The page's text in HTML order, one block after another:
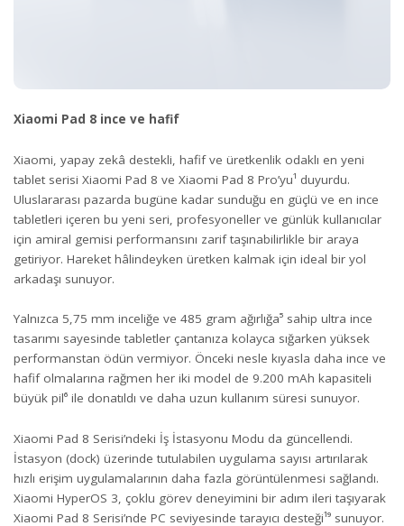
Xiaomi Pad 8 ince ve hafif
Xiaomi, yapay zekâ destekli, hafif ve üretkenlik odaklı en yeni
tablet serisi Xiaomi Pad 8 ve Xiaomi Pad 8 Pro’yu¹ duyurdu.
Uluslararası pazarda bugüne kadar sunduğu en güçlü ve en ince
tabletleri içeren bu yeni seri, profesyoneller ve günlük kullanıcılar
için amiral gemisi performansını zarif taşınabilirlikle bir araya
getiriyor. Hareket hâlindeyken üretken kalmak için ideal bir yol
arkadaşı sunuyor.
Yalnızca 5,75 mm inceliğe ve 485 gram ağırlığa⁵ sahip ultra ince
tasarımı sayesinde tabletler çantanıza kolayca sığarken yüksek
performanstan ödün vermiyor. Önceki nesle kıyasla daha ince ve
hafif olmalarına rağmen her iki model de 9.200 mAh kapasiteli
büyük pil⁶ ile donatıldı ve daha uzun kullanım süresi sunuyor.
Xiaomi Pad 8 Serisi’ndeki İş İstasyonu Modu da güncellendi.
İstasyon (dock) üzerinde tutulabilen uygulama sayısı artırılarak
hızlı erişim uygulamalarının daha fazla görüntülenmesi sağlandı.
Xiaomi HyperOS 3, çoklu görev deneyimini bir adım ileri taşıyarak
Xiaomi Pad 8 Serisi’nde PC seviyesinde tarayıcı desteği¹⁹ sunuyor.